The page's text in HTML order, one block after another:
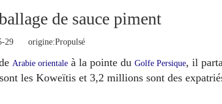
de sauce piment
29 origine:Propulsé
Arabie orientale à la pointe du Golfe Persique, il
les Koweïtis et 3,2 millions sont des